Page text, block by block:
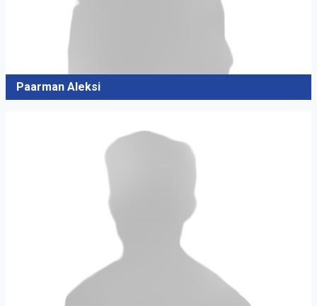
Paarman Aleksi